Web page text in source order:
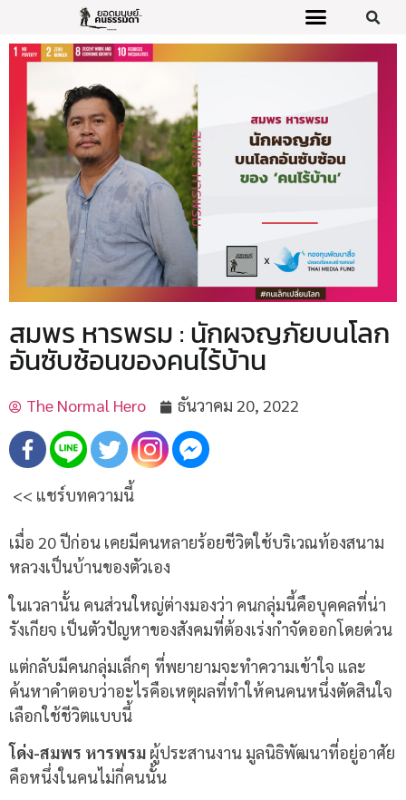
สมพร หารพรม : นักผจญภัยบนโลก
อันซับซ้อนของคนไร้บ้าน
The Normal Hero ธันวาคม 20, 2022
<< แชร์บทความนี้
เมื่อ 20 ปีก่อน เคยมีคนหลายร้อยชีวิตใช้บริเวณท้องสนาม
หลวงเป็นบ้านของตัวเอง
ในเวลานั้น คนส่วนใหญ่ต่างมองว่า คนกลุ่มนี้คือบุคคลที่น่า
รังเกียจ เป็นตัวปัญหาของสังคมที่ต้องเร่งกำจัดออกโดยด่วน
แต่กลับมีคนกลุ่มเล็กๆ ที่พยายามจะทำความเข้าใจ และ
ค้นหาคำตอบว่าอะไรคือเหตุผลที่ทำให้คนคนหนึ่งตัดสินใจ
เลือกใช้ชีวิตแบบนี้
โด่ง-สมพร หารพรม ผู้ประสานงาน มูลนิธิพัฒนาที่อยู่อาศัย
คือหนึ่งในคนไม่กี่คนนั้น